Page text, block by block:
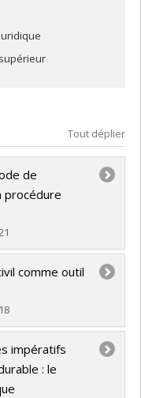
Tout déplier
de
procédure
comme outil
impératifs
: le